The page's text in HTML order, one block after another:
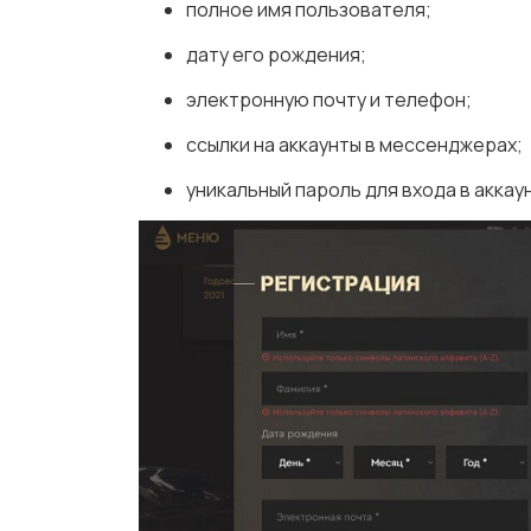
полное имя пользователя;
дату его рождения;
электронную почту и телефон;
ссылки на аккаунты в мессенджерах;
уникальный пароль для входа в